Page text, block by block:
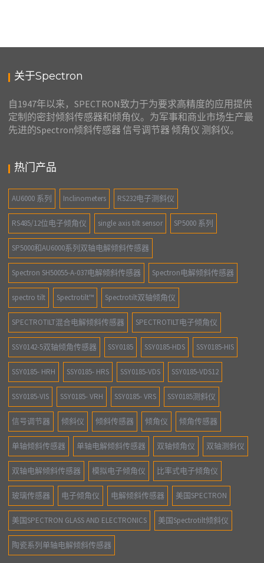
关于Spectron
自1947年以来，SPECTRON致力于为要求高精度的应用提供
定制的密封倾斜传感器和倾角仪。为军事和商业市场生产最
先进的Spectron倾斜传感器 信号调节器 倾角仪 测斜仪。
热门产品
AU6000 系列 Inclinometers RS232电子测斜仪
RS485/12位电子倾角仪 single axis tilt sensor SP5000 系列
SP5000和AU6000系列双轴电解倾斜传感器
Spectron SH50055-A-037电解倾斜传感器 Spectron电解倾斜传感器
spectro tilt Spectrotilt™ Spectrotilt双轴倾角仪
SPECTROTILT混合电解倾斜传感器 SPECTROTILT电子倾角仪
SSY0142-5双轴倾角传感器 SSY0185 SSY0185-HDS SSY0185-HIS
SSY0185- HRH SSY0185- HRS SSY0185-VDS SSY0185-VDS12
SSY0185-VIS SSY0185- VRH SSY0185- VRS SSY0185测斜仪
信号调节器 倾斜仪 倾斜传感器 倾角仪 倾角传感器
单轴倾斜传感器 单轴电解倾斜传感器 双轴倾角仪 双轴测斜仪
双轴电解倾斜传感器 模拟电子倾角仪 比率式电子倾角仪
玻璃传感器 电子倾角仪 电解倾斜传感器 美国SPECTRON
美国SPECTRON GLASS AND ELECTRONICS 美国Spectrotilt倾斜仪
陶瓷系列单轴电解倾斜传感器